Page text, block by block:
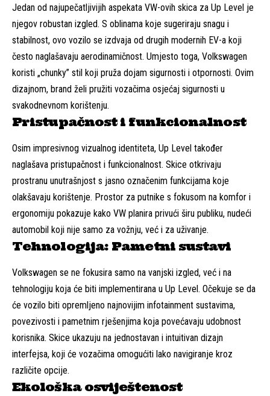
Jedan od najupečatljivijih aspekata VW-ovih skica za Up Level je
njegov robustan izgled. S oblinama koje sugeriraju snagu i
stabilnost, ovo vozilo se izdvaja od drugih modernih EV-a koji
često naglašavaju aerodinamičnost. Umjesto toga, Volkswagen
koristi „chunky” stil koji pruža dojam sigurnosti i otpornosti. Ovim
dizajnom, brand želi pružiti vozačima osjećaj sigurnosti u
svakodnevnom korištenju.
Pristupačnost i funkcionalnost
Osim impresivnog vizualnog identiteta, Up Level također
naglašava pristupačnost i funkcionalnost. Skice otkrivaju
prostranu unutrašnjost s jasno označenim funkcijama koje
olakšavaju korištenje. Prostor za putnike s fokusom na komfor i
ergonomiju pokazuje kako VW planira privući širu publiku, nudeći
automobil koji nije samo za vožnju, već i za uživanje.
Tehnologija: Pametni sustavi
Volkswagen se ne fokusira samo na vanjski izgled, već i na
tehnologiju koja će biti implementirana u Up Level. Očekuje se da
će vozilo biti opremljeno najnovijim infotainment sustavima,
povezivosti i pametnim rješenjima koja povećavaju udobnost
korisnika. Skice ukazuju na jednostavan i intuitivan dizajn
interfejsa, koji će vozačima omogućiti lako navigiranje kroz
različite opcije.
Ekološka osviještenost